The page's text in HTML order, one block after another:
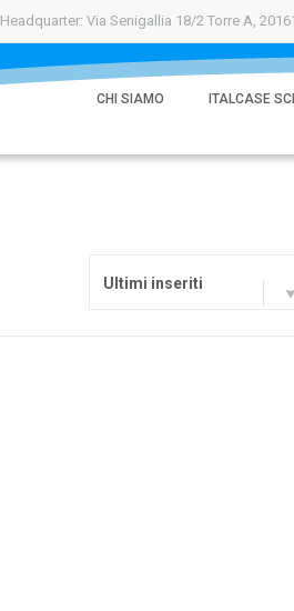
Headquarter: Via Senigallia 18/2 Torre A,
CHI SIAMO ITALCASE
Ultimi inseriti